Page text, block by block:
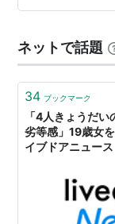
てきたわ。 旦
ネットで話題
34 ブックマーク
「4人きょうだ
劣等感」19歳女
イブドアニュース